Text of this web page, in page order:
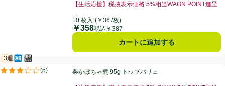
【生活応援】税抜表示価格 5%相当WAON POINT進呈
10 枚入 (￥36 /枚)
価格
￥358税込￥387
カートに追加する
栗かぼちゃ煮 95g トップバリュ
+3週
賞味・消費期限保証：3週間
冷蔵食品
電子レンジ使用可
(5)
評価は5件のレビューで5点中3.2点。
栗かぼちゃ煮 95g トップバリュ